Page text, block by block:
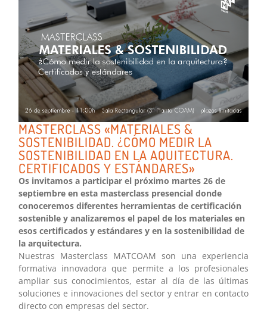
MASTERCLASS «MATERIALES &
SOSTENIBILIDAD. ¿CÓMO MEDIR LA
SOSTENIBILIDAD EN LA AQUITECTURA.
CERTIFICADOS Y ESTÁNDARES»
Os invitamos a participar el próximo martes 26 de
septiembre en esta masterclass presencial donde
conoceremos diferentes herramientas de certificación
sostenible y analizaremos el papel de los materiales en
esos certificados y estándares y en la sostenibilidad de
la arquitectura.
Nuestras Masterclass MATCOAM son una experiencia
formativa innovadora que permite a los profesionales
ampliar sus conocimientos, estar al día de las últimas
soluciones e innovaciones del sector y entrar en contacto
directo con empresas del sector.